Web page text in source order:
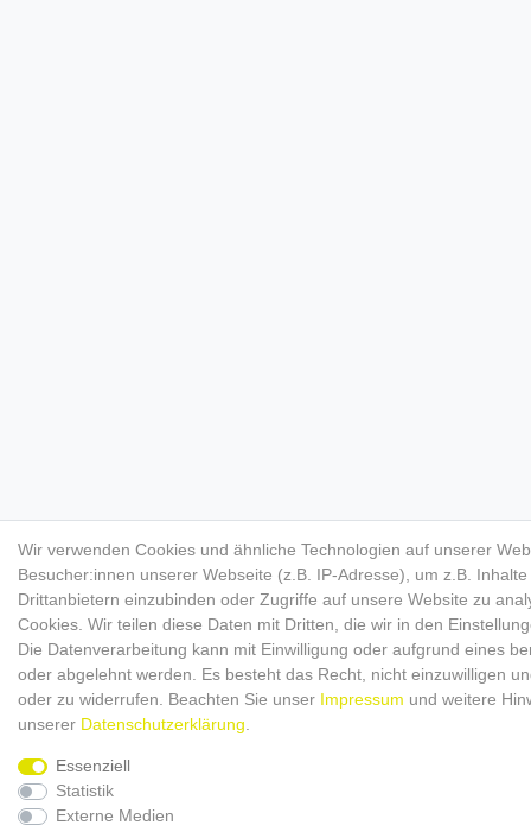
Wir verwenden Cookies und ähnliche Technologien auf unserer
Besucher:innen unserer Webseite (z.B. IP-Adresse), um z.B.
Drittanbietern einzubinden oder Zugriffe auf unsere Website zu
Cookies. Wir teilen diese Daten mit Dritten, die wir in den
Die Datenverarbeitung kann mit Einwilligung oder aufgrund eines
oder abgelehnt werden. Es besteht das Recht, nicht einzuwilligen
oder zu widerrufen. Beachten Sie unser Impressum und weitere
unserer Daten­schutz­erklärung
Essenziell
Statistik
Externe Medien